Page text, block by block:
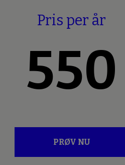
Pris per år
550
PRØV NU